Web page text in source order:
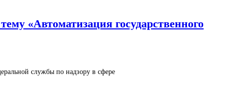
«Автоматизация государственного
службы по надзору в сфере